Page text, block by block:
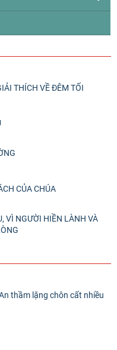
THÍCH VỀ ĐÊM TỐI
CỦA CHÚA
VÌ NGƯỜI HIỀN LÀNH VÀ
thầm lặng chôn cất nhiều